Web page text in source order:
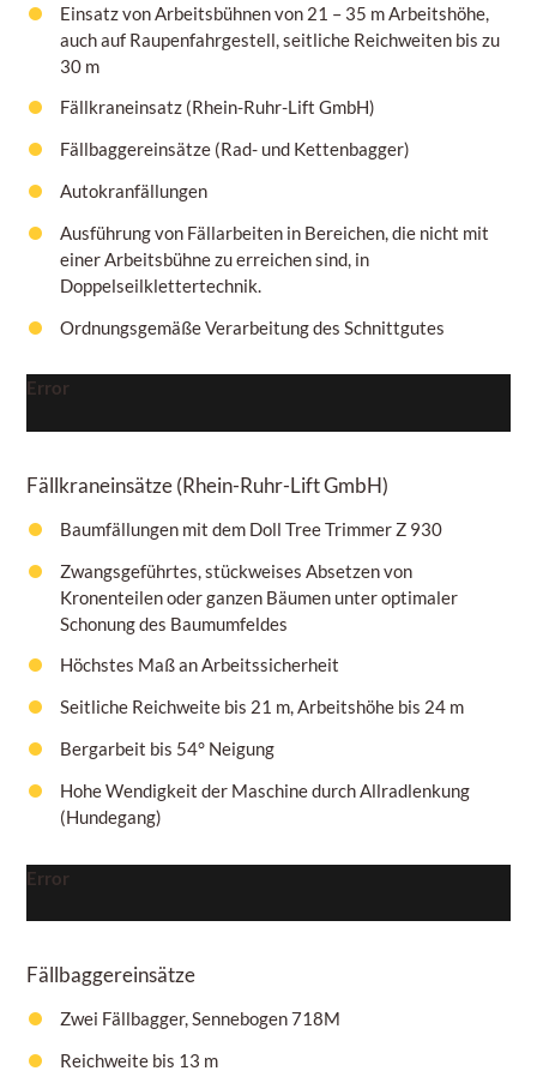
Einsatz von Arbeitsbühnen von 21 – 35 mArbeitshöhe,
auch auf Raupenfahrgestell, seitliche Reichweiten bis zu
30 m
Fällkraneinsatz (Rhein-Ruhr-Lift GmbH)
Fällbaggereinsätze (Rad- und Kettenbagger)
Autokranfällungen
Ausführung von Fällarbeiten in Bereichen, die nicht mit
einer Arbeitsbühne zu erreichen sind, in
Doppelseilklettertechnik.
Ordnungsgemäße Verarbeitung des Schnittgutes
Error
Fällkraneinsätze(Rhein-Ruhr-Lift GmbH)
Baumfällungen mit dem Doll Tree Trimmer Z 930
Zwangsgeführtes, stückweises Absetzen von
Kronenteilen oder ganzen Bäumen unter optimaler
Schonung des Baumumfeldes
Höchstes Maß an Arbeitssicherheit
Seitliche Reichweite bis 21 m, Arbeitshöhe bis 24 m
Bergarbeit bis 54° Neigung
Hohe Wendigkeit der Maschine durch Allradlenkung
(Hundegang)
Error
Fällbaggereinsätze
Zwei Fällbagger, Sennebogen 718M
Reichweite bis 13 m